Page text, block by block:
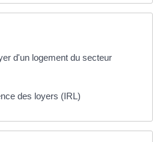
d'un logement du secteur
des loyers (IRL)